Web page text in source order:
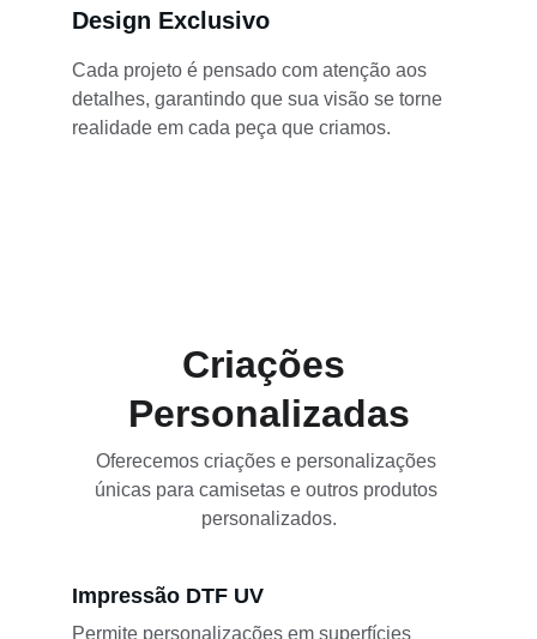
Design Exclusivo
Cada projeto é pensado com atenção aos
detalhes, garantindo que sua visão se torne
realidade em cada peça que criamos.
Criações
Personalizadas
Oferecemos criações e personalizações
únicas para camisetas e outros produtos
personalizados.
Impressão DTF UV
Permite personalizações em superfícies